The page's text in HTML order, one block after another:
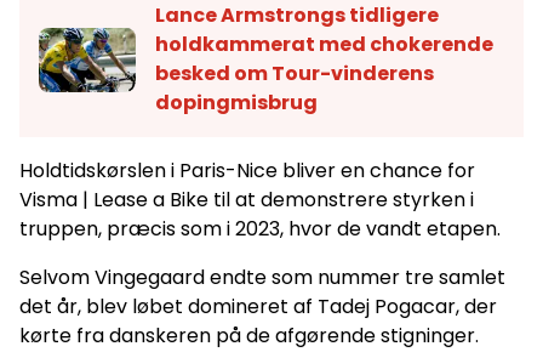
Lance Armstrongs tidligere
holdkammerat med chokerende
besked om Tour-vinderens
dopingmisbrug
Holdtidskørslen i Paris-Nice bliver en chance for
Visma | Lease a Bike til at demonstrere styrken i
truppen, præcis som i 2023, hvor de vandt etapen.
Selvom Vingegaard endte som nummer tre samlet
det år, blev løbet domineret af Tadej Pogacar, der
kørte fra danskeren på de afgørende stigninger.